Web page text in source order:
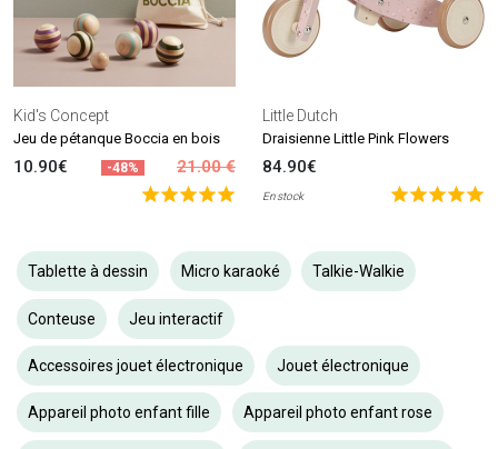
Kid's Concept
Jeu de pétanque Boccia en bois
10.90€ -48% 21.00 €
Little Dutch
Draisienne Little Pink Flowers
84.90€
En stock
Tablette à dessin Micro karaoké Talkie-Walkie
Conteuse Jeu interactif
Accessoires jouet électronique Jouet électronique
Appareil photo enfant fille Appareil photo enfant rose